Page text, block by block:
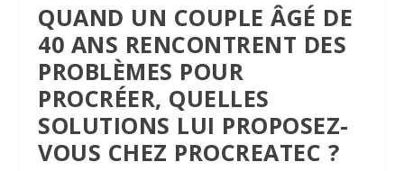
QUAND UN COUPLE ÂGÉ DE
40 ANS RENCONTRENT DES
PROBLÈMES POUR
PROCRÉER, QUELLES
SOLUTIONS LUI PROPOSEZ-
VOUS CHEZ PROCREATEC ?